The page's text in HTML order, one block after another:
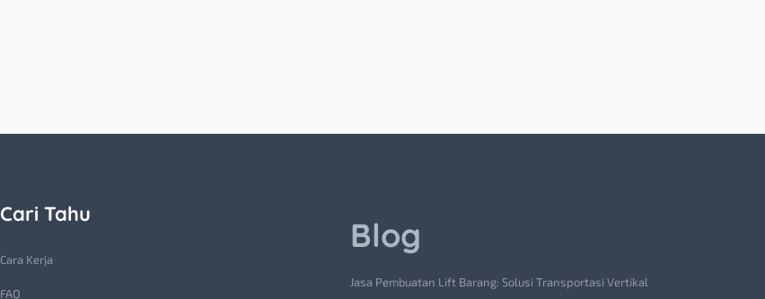
Cari Tahu
Cara Kerja
FAQ
Blog
Jasa Pembuatan Lift Barang: Solusi Transportasi Vertikal